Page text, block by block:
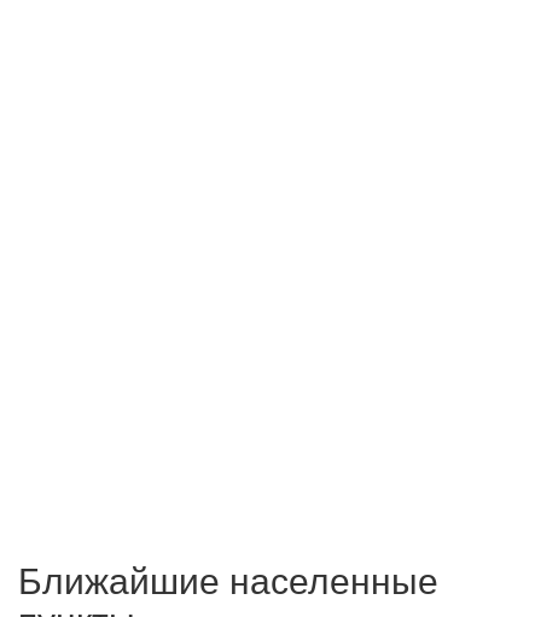
Ближайшие населенные